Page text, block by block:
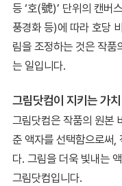
등 ‘호(號)’ 단위의 캔버
풍경화 등)에 따라 호당
림을 조정하는 것은 작
는 일입니다.
그림닷컴이 지키는 가치
그림닷컴은 작품의 원본
춘 액자를 선택함으로써,
다. 그림을 더욱 빛내는
그림닷컴입니다.